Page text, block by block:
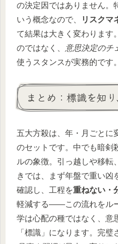
の決定因ではありません。
いう概念なので、
リスクマ
て結果は大きく変わります
のではなく、
意思決定のチ
使うスタンスが実務的です。
まとめ：標識を知
五大方殺は、年・月ごとに
のセットです。中でも暗剣
ルの象徴。引っ越しや移転
きでは、まず年盤で重い凶
確認し、工程を重ねない・
軽減する――この流れをル
学は心配の種ではなく、意
「標識」になります。完璧